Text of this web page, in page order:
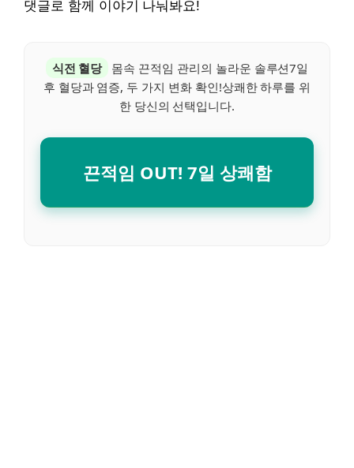
댓글로 함께 이야기 나눠봐요!
식전 혈당
몸속 끈적임 관리의 놀라운 솔루션7일
후 혈당과 염증, 두 가지 변화 확인!상쾌한 하루를 위
한 당신의 선택입니다.
끈적임 OUT! 7일 상쾌함